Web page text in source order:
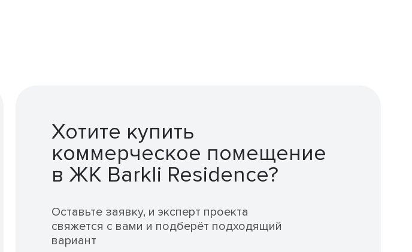
Хотите купить
коммерческое помещение
в ЖК Barkli Residence?
Оставьте заявку, и эксперт проекта
свяжется с вами и подберёт подходящий
вариант